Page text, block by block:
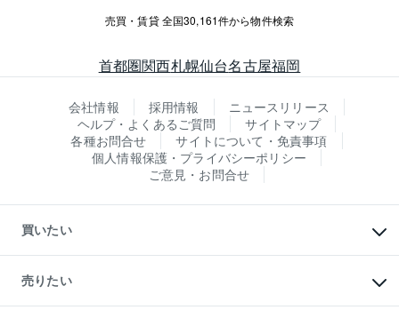
売買・賃貸 全国30,161件から物件検索
首都圏関西札幌仙台名古屋福岡
会社情報 採用情報
ニュースリリース
ヘルプ・よくあるご質問
サイトマップ
各種お問合せ
サイトについて・免責事項
個人情報保護・プライバシーポリシー
ご意見・お問合せ
買いたい
新築・分譲マンションの購入
中古マンションの購入
一戸建ての購入
売りたい